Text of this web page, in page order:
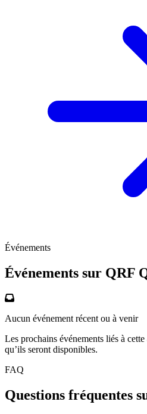
Événements
Événements sur QRF
Aucun événement récent ou à venir
Les prochains événements liés à
qu’ils seront disponibles.
FAQ
Questions fréquentes